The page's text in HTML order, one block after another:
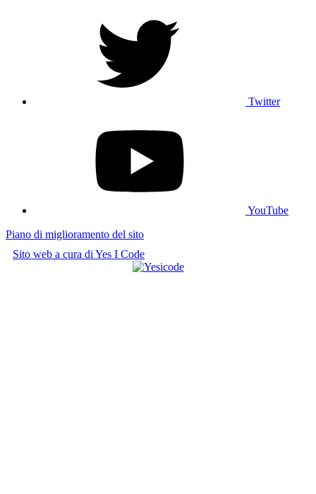
Twitter
YouTube
Piano di miglioramento del sito
Sito web a cura di Yes I Code